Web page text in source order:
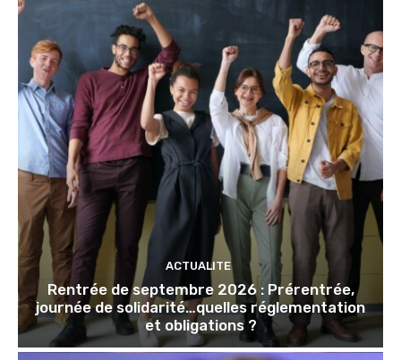
ACTUALITE
Rentrée de septembre 2026 : Prérentrée,
journée de solidarité…quelles réglementation
et obligations ?